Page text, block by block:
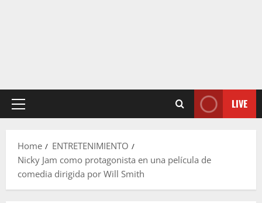
Primary
LIVE
Home
ENTRETENIMIENTO
Nicky Jam como protagonista en una película de
comedia dirigida por Will Smith